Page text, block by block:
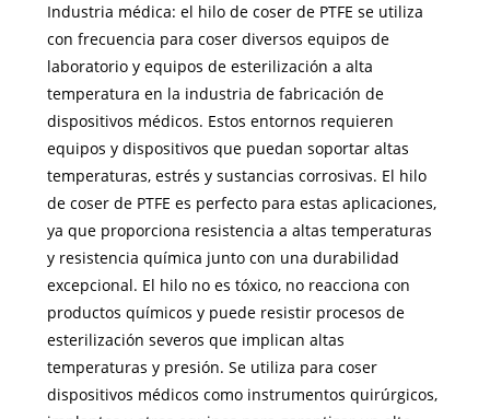
Industria médica: el hilo de coser de PTFE se utiliza
con frecuencia para coser diversos equipos de
laboratorio y equipos de esterilización a alta
temperatura en la industria de fabricación de
dispositivos médicos. Estos entornos requieren
equipos y dispositivos que puedan soportar altas
temperaturas, estrés y sustancias corrosivas. El hilo
de coser de PTFE es perfecto para estas aplicaciones,
ya que proporciona resistencia a altas temperaturas
y resistencia química junto con una durabilidad
excepcional. El hilo no es tóxico, no reacciona con
productos químicos y puede resistir procesos de
esterilización severos que implican altas
temperaturas y presión. Se utiliza para coser
dispositivos médicos como instrumentos quirúrgicos,